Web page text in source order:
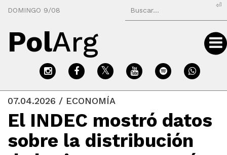
DOMINGO 9/08
⏎
PolArg
07.04.2026 / ECONOMÍA
El INDEC mostró datos
sobre la distribución